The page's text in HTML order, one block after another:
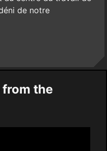
de notre
from the